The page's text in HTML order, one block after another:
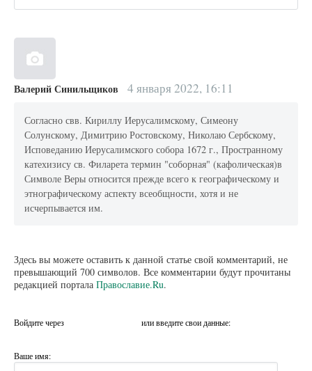
Валерий Синильщиков 4 января 2022, 16:11
Согласно свв. Кириллу Иерусалимскому, Симеону
Солунскому, Димитрию Ростовскому, Николаю Сербскому,
Исповеданию Иерусалимского собора 1672 г., Пространному
катехизису св. Филарета термин "соборная" (кафолическая)в
Символе Веры относится прежде всего к географическому и
этнографическому аспекту всеобщности, хотя и не
исчерпывается им.
Здесь вы можете оставить к данной статье свой комментарий, не
превышающий 700 символов. Все комментарии будут прочитаны
редакцией портала Православие.Ru.
Войдите через или введите свои данные:
Ваше имя: